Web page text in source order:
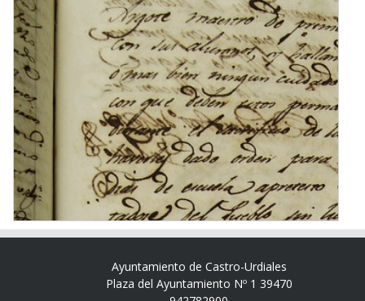
Ayuntamiento de Castro-Urdiales
Plaza del Ayuntamiento Nº 1 39470